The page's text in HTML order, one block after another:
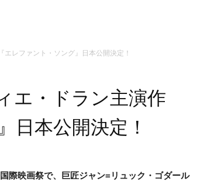
レファント・ソング』日本公開決定！
エ・ドラン主演作
日本公開決定！
際映画祭で、巨匠ジャン=リュック・ゴダール